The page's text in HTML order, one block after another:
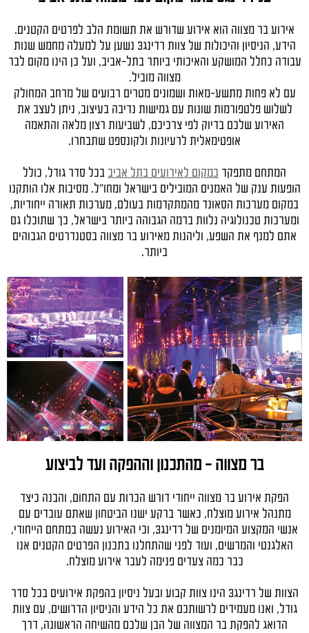
אירוע בר מצווה הוא אירוע שדורש את תשומת הלב לפרטים הקטנים.
הידע, הניסיון והיכולות של צוות רדינג3 נשען על למעלה מחמש שנות
עבודה כחלל המושקע והאיכותי ביותר בתל-אביב, ועל כן הינו מקום לבר
מצווה מוביל.
עם לא פחות מתשע-מאות ושמונים מטרים רבועים של מרחב המחולק
לשלוש פלטפורמות שונות עם גמישות נדיבה בעיצוב, ניתן לעצב את
האירוע שלכם בדיוק לפי צרכיכם, לשביעות רצון מלאה והתאמה
אופטימאלית לרעיונות ולקונספט שתבחרו.
המתחם מתפקד כמקום לאירועים בתל אביבבכל סדר גודל, כולל
הופעות ענק של האמנים המובילים בישראל ומחו"ל. מסיבות אלו הותקנו
במקום מערכות הסאונד מהמתקדמות בעולם, מערכות תאורה ייחודיות,
ומערכות טכנולוגיה נלוות ברמה הגבוהה ביותר בישראל, כך שתוכלו גם
אתם למנף את השפע, וליהנות מאירוע בר מצווה בסטנדרטים הגבוהים
ביותר.
בר מצווה - מהתכנון וההפקה ועד לביצוע
הפקת אירוע בר מצווה ייחודי דורש הכרות עם התחום, והבנה כיצד
מתנהל אירוע מוצלח, כאשר ברקע ישנו הביטחון שאתם עובדים עם
אנשי המקצוע המיומנים של רדינג3, וכי האירוע נעשה במתחם הייחודי,
האלגנטי והמרשים, ועוד לפני שהתחלנו בתכנון הפרטים הקטנים אנו
כבר כמה צעדים פנימה לעבר אירוע מוצלח.
הצוות של רדינג3 הינו צוות קבוע ובעל ניסיון בהפקת אירועים בכל סדר
גודל, ואנו מעמידים לרשותכם את כל הידע והניסיון הדרושים, עם צוות
הדואג להפקת בר המצווה של הבן שלכם מהשיחה הראשונה, דרך